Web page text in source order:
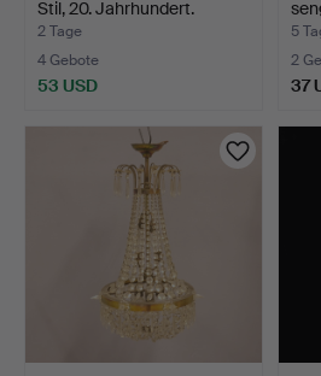
Stil, 20. Jahrhundert.
2 Tage
4 Gebote
53 USD
5
2
37